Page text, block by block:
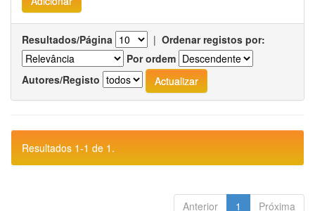
Resultados/Página | Ordenar registos por:
Por ordem
Autores/Registo
Resultados 1-1 de 1.
Anterior 1 Próxima